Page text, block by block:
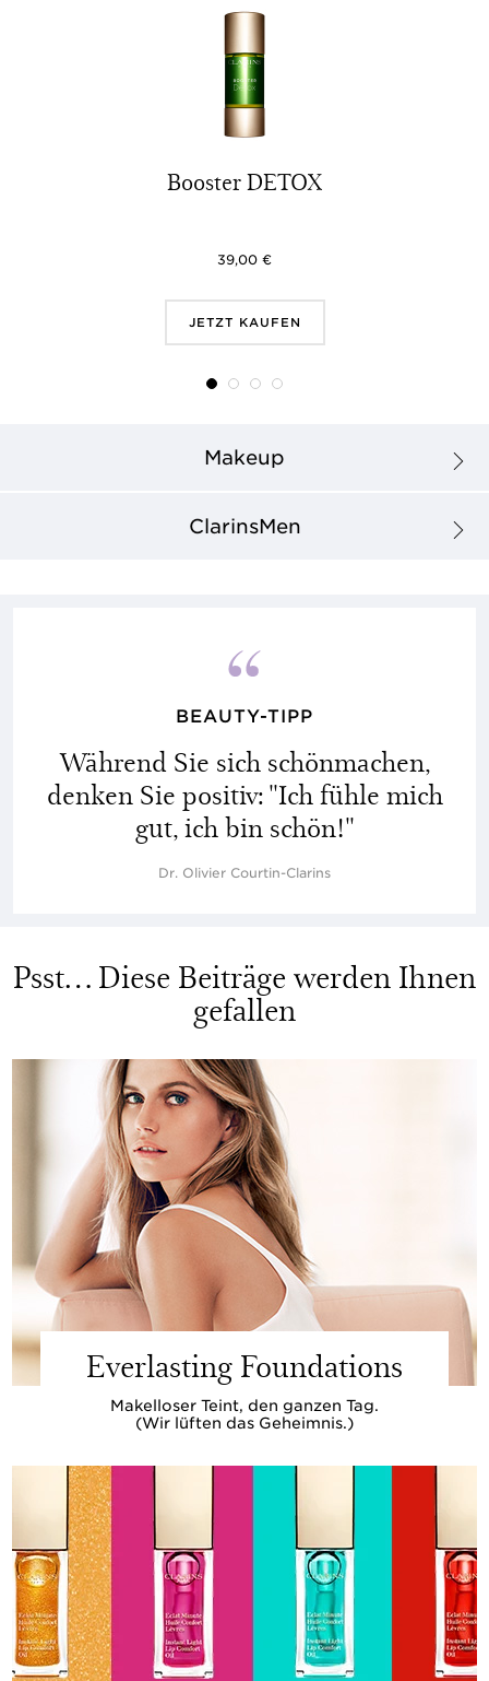
Booster DETOX
39,00 €
JETZT KAUFEN
Makeup
ClarinsMen
BEAUTY-TIPP
Während Sie sich schönmachen,
denken Sie positiv:"Ich fühle mich
gut, ich bin schön!"
Dr. Olivier Courtin-Clarins
Psst… Diese Beiträge werden Ihnen
gefallen
Everlasting Foundations
Makelloser Teint, den ganzen Tag.
(Wir lüften das Geheimnis.)